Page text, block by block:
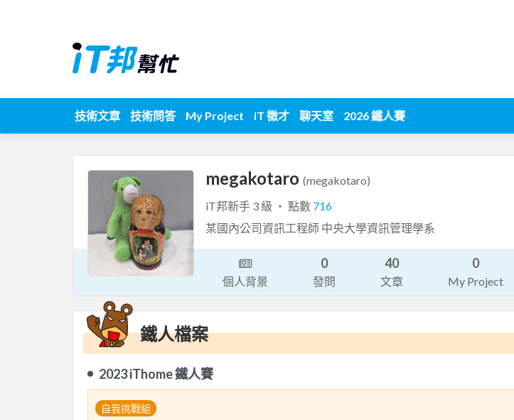
技術文章 技術問答 My Project iT 徵才 聊天室 2026 鐵人賽
megakotaro (megakotaro)
iT邦新手 3 級 ‧ 點數 716
某國內公司資訊工程師 中央大學資訊管理學系
個人背景
0
發問
40
文章
0
My Project
鐵人檔案
2023 iThome 鐵人賽
自我挑戰組